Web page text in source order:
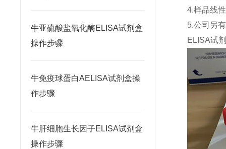
牛亚硫酸盐氧化酶ELISA试剂盒
操作步骤
牛免疫球蛋白AELISA试剂盒操
作步骤
牛肝细胞生长因子ELISA试剂盒
操作步骤
4.样品线
5.公司另
ELISA试